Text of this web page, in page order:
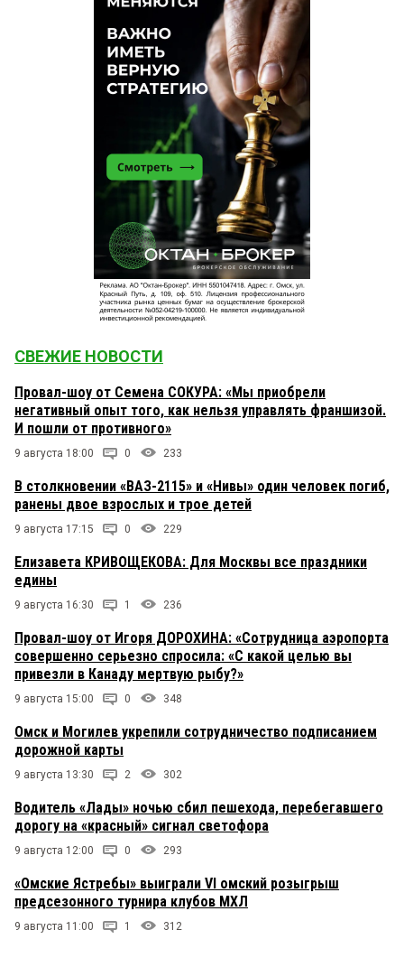
СВЕЖИЕ НОВОСТИ
Провал-шоу от Семена СОКУРА: «Мы приобрели
негативный опыт того, как нельзя управлять франшизой.
И пошли от противного»
9 августа 18:00 0 233
В столкновении «ВАЗ-2115» и «Нивы» один человек погиб,
ранены двое взрослых и трое детей
9 августа 17:15 0 229
Елизавета КРИВОЩЕКОВА: Для Москвы все праздники
едины
9 августа 16:30 1 236
Провал-шоу от Игоря ДОРОХИНА: «Сотрудница аэропорта
совершенно серьезно спросила: «С какой целью вы
привезли в Канаду мертвую рыбу?»
9 августа 15:00 0 348
Омск и Могилев укрепили сотрудничество подписанием
дорожной карты
9 августа 13:30 2 302
Водитель «Лады» ночью сбил пешехода, перебегавшего
дорогу на «красный» сигнал светофора
9 августа 12:00 0 293
«Омские Ястребы» выиграли VI омский розыгрыш
предсезонного турнира клубов МХЛ
9 августа 11:00 1 312